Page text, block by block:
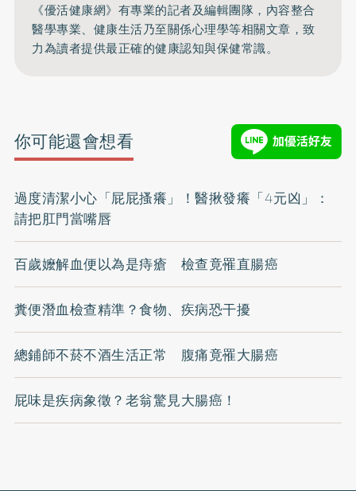
《優活健康網》有專業的記者及編輯團隊，內容整合
醫學專業、健康生活乃至關係心理學等相關文章，致
力為讀者提供最正確的健康認知與保健常識。
你可能還會想看
過度清潔小心「屁屁搔癢」！醫揪發癢「4元凶」：
請把肛門當嘴唇
百歲嬤解血便以為是痔瘡 檢查竟罹直腸癌
糞便潛血檢查精準？食物、疾病恐干擾
總鋪師不菸不酒生活正常 腹痛竟罹大腸癌
屁味是疾病象徵？老翁驚見大腸癌！